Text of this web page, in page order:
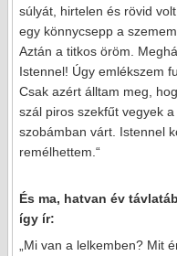
súlyát, hirtelen és rövid
egy könnycsepp a
Aztán a titkos öröm.
Istennel! Úgy emlékszem
Csak azért álltam meg,
szál piros szekfűt vegyek
szobámban várt. Istennel
remélhettem.“
És ma, hatvan év
így ír:
„Mi van a lelkemben? Mit